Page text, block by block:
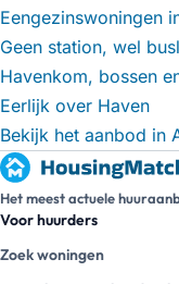
Eengezinswoningen
Geen station, wel
Havenkom, bossen
Eerlijk over Haven
Bekijk het aanbod in
Het meest actuele
Voor huurders
Zoek woningen